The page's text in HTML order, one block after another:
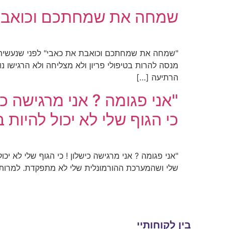
שמחה את שמחתכם
"שמחה את שמחתכם וכואבת את כאבי" לפני
מנסה להרות בטיפולי פריון ולא מצליחה ולא
הרתיעה […]
"אני פגומה ? אני מרגישה
כי הגוף שלי לא יכול להיות
"אני פגומה ? אני מרגישה כישלון ! כי הגוף שלי לא
שלי ושהמערכת ההורמונלית שלי לא מתפקדת.
בין לקוחותיי